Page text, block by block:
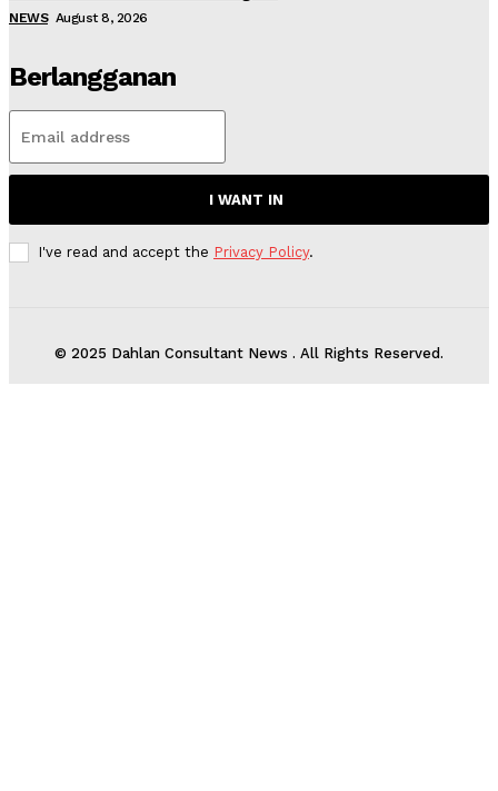
NEWS August 8, 2026
Berlangganan
I WANT IN
I've read and accept the Privacy Policy.
© 2025 Dahlan Consultant News . All Rights Reserved.